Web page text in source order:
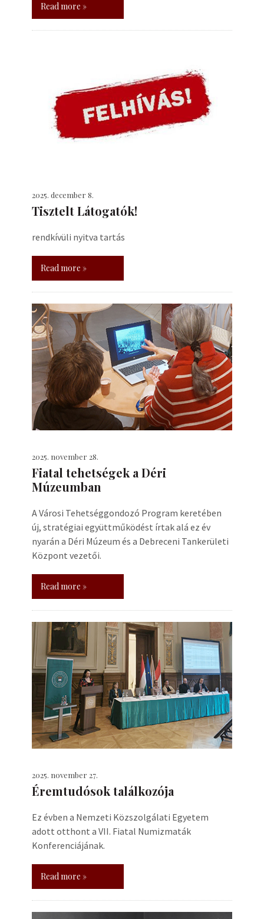
Read more »
2025. december 8.
Tisztelt Látogatók!
rendkívüli nyitva tartás
Read more »
2025. november 28.
Fiatal tehetségek a Déri
Múzeumban
A Városi Tehetséggondozó Program keretében
új, stratégiai együttműködést írtak alá ez év
nyarán a Déri Múzeum és a Debreceni Tankerületi
Központ vezetői.
Read more »
2025. november 27.
Éremtudósok találkozója
Ez évben a Nemzeti Közszolgálati Egyetem
adott otthont a VII. Fiatal Numizmaták
Konferenciájának.
Read more »